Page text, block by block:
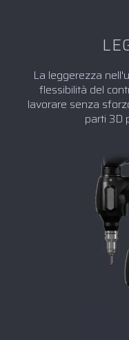
La leggerezza
flessibilità del
lavorare senza
parti 3D